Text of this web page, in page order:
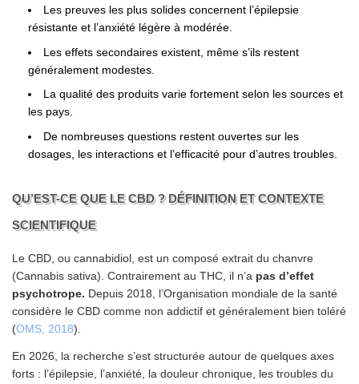
Les preuves les plus solides concernent l’épilepsie
résistante et l’anxiété légère à modérée.
Les effets secondaires existent, même s’ils restent
généralement modestes.
La qualité des produits varie fortement selon les sources et
les pays.
De nombreuses questions restent ouvertes sur les
dosages, les interactions et l’efficacité pour d’autres troubles.
QU’EST-CE QUE LE CBD ? DÉFINITION ET CONTEXTE
SCIENTIFIQUE
Le CBD, ou cannabidiol, est un composé extrait du chanvre
(Cannabis sativa). Contrairement au THC, il n’a pas d’effet
psychotrope. Depuis 2018, l’Organisation mondiale de la santé
considère le CBD comme non addictif et généralement bien toléré
(OMS, 2018).
En 2026, la recherche s’est structurée autour de quelques axes
forts : l’épilepsie, l’anxiété, la douleur chronique, les troubles du